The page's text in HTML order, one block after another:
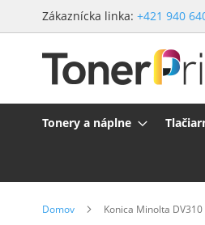
Preskočiť
na
Zákaznícka linka: +421 940
Tonery a náplne
Domov Konica Minolta